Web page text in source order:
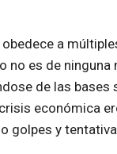
obedece a
no es de ninguna
de las bases
económica
golpes y